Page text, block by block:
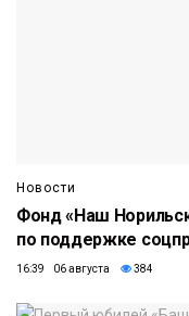
Новости
Фонд «Наш
по поддержке
16:39 06 августа 384